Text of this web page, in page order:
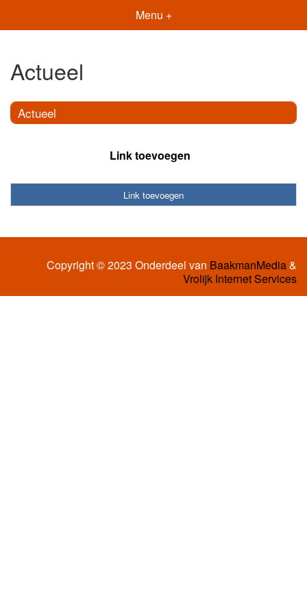
Menu +
Actueel
Actueel
Link toevoegen
Link toevoegen
Copyright © 2023 Onderdeel van BaakmanMedia&
Vrolijk Internet Services